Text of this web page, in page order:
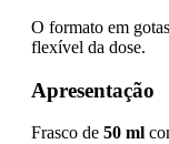
O formato em
flexível da dose.
Apresentação
Frasco de 50 ml